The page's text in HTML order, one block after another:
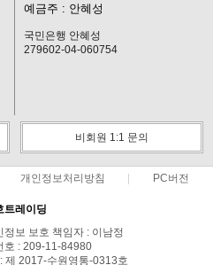
예금주 : 안혜성
국민은행 안혜성
279602-04-060754
비회원 1:1 문의
개인정보처리방침 PC버전
트레이딩
정보 보호 책임자 : 이남정
호 : 209-11-84980
제 2017-수원영통-0313호